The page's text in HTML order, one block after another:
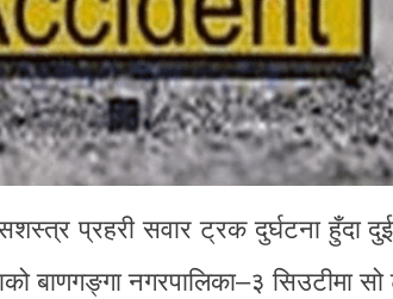
प्रहरी सवार ट्रक दुर्घटना हुँदा
बाणगङ्गा नगरपालिका–३ सिउटीमा